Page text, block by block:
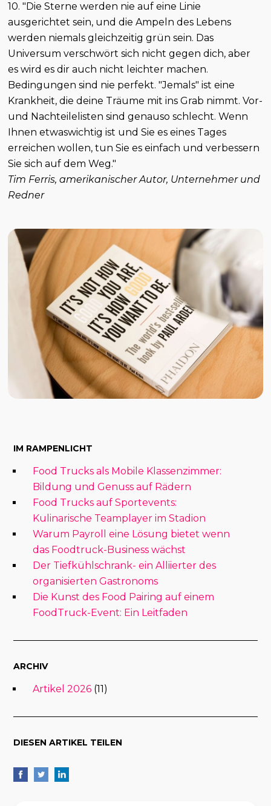
10. "Die Sterne werden nie auf eine Linie
ausgerichtet sein, und die Ampeln des Lebens
werden niemals gleichzeitig grün sein. Das
Universum verschwört sich nicht gegen dich, aber
es wird es dir auch nicht leichter machen.
Bedingungen sind nie perfekt. "Jemals" ist eine
Krankheit, die deine Träume mit ins Grab nimmt. Vor-
und Nachteilelisten sind genauso schlecht. Wenn
Ihnen etwaswichtig ist und Sie es eines Tages
erreichen wollen, tun Sie es einfach und verbessern
Sie sich auf dem Weg."
Tim Ferris, amerikanischer Autor, Unternehmer und
Redner
IM RAMPENLICHT
Food Trucks als Mobile Klassenzimmer:
Bildung und Genuss auf Rädern
Food Trucks auf Sportevents:
Kulinarische Teamplayer im Stadion
Warum Payroll eine Lösung bietet wenn
das Foodtruck-Business wächst
Der Tiefkühlschrank- ein Alliierter des
organisierten Gastronoms
Die Kunst des Food Pairing auf einem
FoodTruck-Event: Ein Leitfaden
ARCHIV
Artikel 2026 (11)
DIESEN ARTIKEL TEILEN